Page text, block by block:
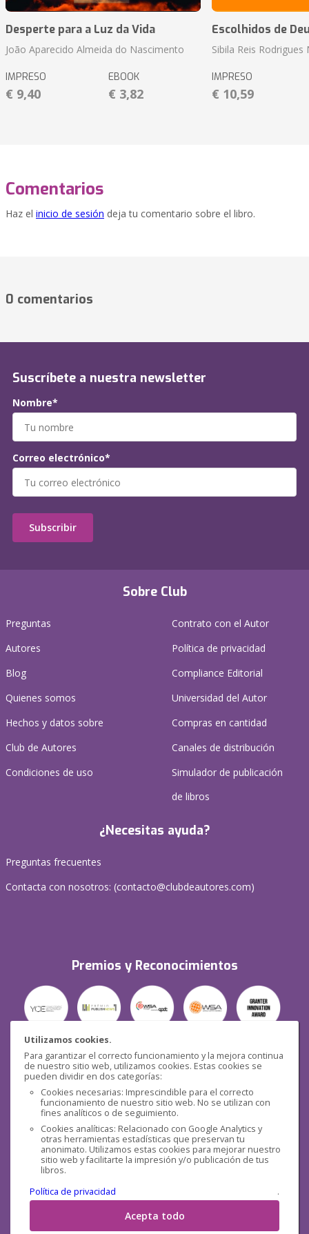
Utilizamos cookies.
Para garantizar el correcto funcionamiento y la mejora continua
de nuestro sitio web, utilizamos cookies. Estas cookies se
pueden dividir en dos categorías:
Cookies necesarias: Imprescindible para el correcto
funcionamiento de nuestro sitio web. No se utilizan con
fines analíticos o de seguimiento.
Cookies analíticas: Relacionado con Google Analytics y
otras herramientas estadísticas que preservan tu
anonimato. Utilizamos estas cookies para mejorar nuestro
sitio web y facilitarte la impresión y/o publicación de tus
libros.
Política de privacidad
.
Acepta todo
Desperte para a Luz da Vida
João Aparecido Almeida do Nascimento
IMPRESO
€ 9,40
EBOOK
€ 3,82
Escolhidos de
Sibila Reis
IMPRESO
€ 10,59
Comentarios
Haz el inicio de sesión deja tu comentario sobre el libro.
0 comentarios
Sobre Club
Preguntas
Autores
Blog
Quienes somos
Hechos y datos sobre
Club de Autores
Condiciones de uso
Contrato con el Autor
Política de privacidad
Compliance Editorial
Universidad del Autor
Compras en cantidad
Canales de distribución
Simulador de publicación
de libros
¿Necesitas ayuda?
Preguntas frecuentes
Contacta con nosotros: (contacto@clubdeautores.com)
Premios y Reconocimientos
Seguridad
Redes sociales
Suscríbete a nuestra newsletter
Nombre*
Correo electrónico*
Subscribir